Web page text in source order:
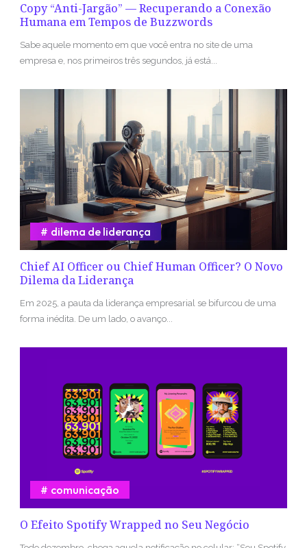
Copy “Anti-Jargão” — Recuperando a Conexão
Humana em Tempos de Buzzwords
Sabe aquele momento em que você entra no site de uma
empresa e, nos primeiros três segundos, já está...
Chief AI Officer ou Chief Human Officer? O Novo
Dilema da Liderança
dilema de liderança
Em 2025, a pauta da liderança empresarial se bifurcou de uma
forma inédita. De um lado, o avanço...
O Efeito Spotify Wrapped no Seu Negócio
comunicação